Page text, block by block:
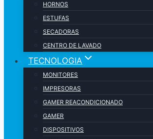
HORNOS
ESTUFAS
SECADORAS
CENTRO DE LAVADO
TECNOLOGIA
MONITORES
IMPRESORAS
GAMER REACONDICIONADO
GAMER
DISPOSITIVOS